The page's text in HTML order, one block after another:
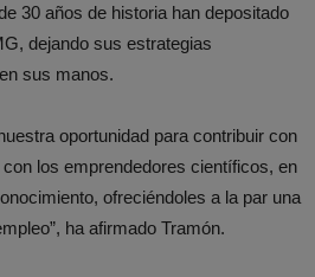
30 años de historia han depositado
dejando sus estrategias
sus manos.
oportunidad para contribuir con
los emprendedores científicos, en
ofreciéndoles a la par una
ha afirmado Tramón.